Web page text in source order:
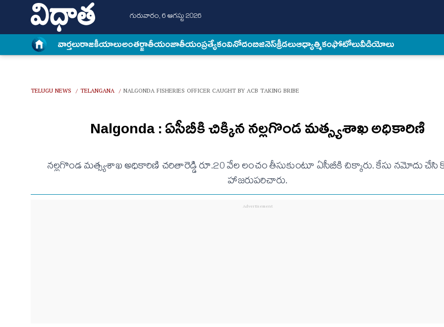
గురువారం, 6 ఆగస్టు 2026
వార్త‌లురాజకీయాలుఅంత‌ర్జాతీయంజాతీయంప్రత్యేకంవినోదంబిజినెస్క్రీడలుఆధ్యాత్మికంఫోటోలువీడియోలు
TELUGU NEWS / TELANGANA / NALGONDA FISHERIES OFFICER CAUGHT BY ACB TAKING BRIBE
Nalgonda : ఏసీబీకి చిక్కిన నల్లగొండ మత్స్యశాఖ అధికారిణి
నల్లగొండ మత్స్యశాఖ అధికారిణి చరితారెడ్డి రూ.20 వేల లంచం తీసుకుంటూ ఏసీబీకి చిక్కారు. కేసు నమోదు చేసి
హాజరుపరిచారు.